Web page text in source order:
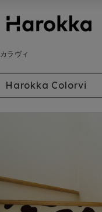
カラヴィ
Harokka Colorvi